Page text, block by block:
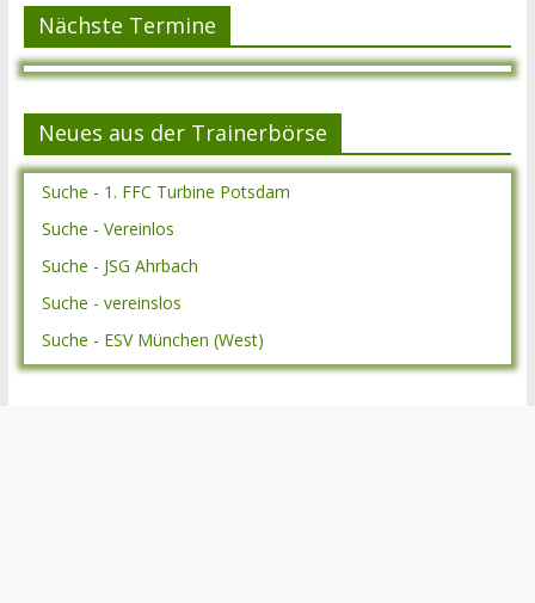
Nächste Termine
Neues aus der Trainerbörse
Suche - 1. FFC Turbine Potsdam
Suche - Vereinlos
Suche - JSG Ahrbach
Suche - vereinslos
Suche - ESV München (West)